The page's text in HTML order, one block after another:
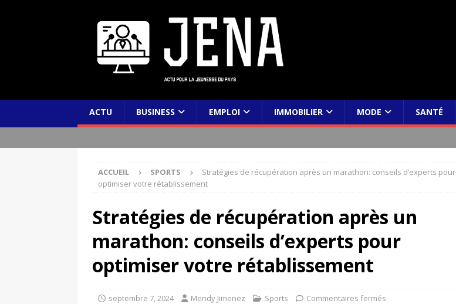
ACTU BUSINESS EMPLOI IMMOBILIER MODE SANTÉ
ACCUEIL SPORTS
Stratégies de récupération après un marathon: conseils d’experts pour
optimiser votre rétablissement
Stratégies de récupération après un
marathon: conseils d’experts pour
optimiser votre rétablissement
septembre 7, 2024 Mendy Jimenez Sports Commentaires fermés